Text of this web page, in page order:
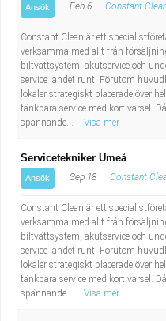
Ansök Feb 6 Constant
Constant Clean är ett
verksamma med allt från
biltvättsystem, akutservice och
service landet runt. Förutom
lokaler strategiskt placerade över
tänkbara service med kort varsel.
spännande...
Visa mer
Servicetekniker Umeå
Ansök Sep 18 Constant
Constant Clean är ett
verksamma med allt från
biltvättsystem, akutservice och
service landet runt. Förutom
lokaler strategiskt placerade över
tänkbara service med kort varsel.
spännande...
Visa mer